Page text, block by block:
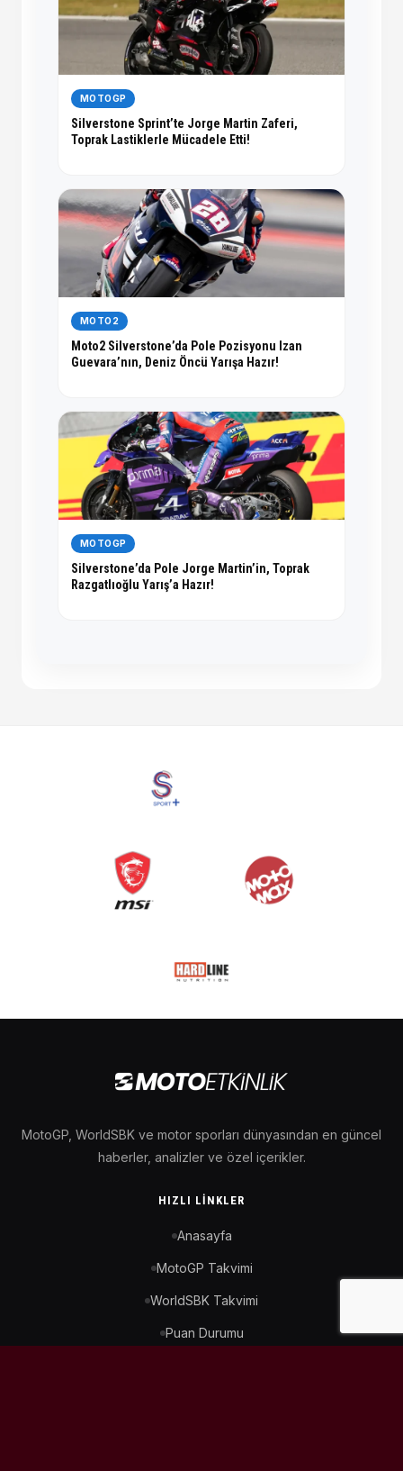
MOTOGP
Silverstone Sprint’te Jorge Martin Zaferi,
Toprak Lastiklerle Mücadele Etti!
MOTO2
Moto2 Silverstone’da Pole Pozisyonu Izan
Guevara’nın, Deniz Öncü Yarışa Hazır!
MOTOGP
Silverstone’da Pole Jorge Martin’in, Toprak
Razgatlıoğlu Yarış’a Hazır!
MotoGP, WorldSBK ve motor sporları dünyasından en güncel
haberler, analizler ve özel içerikler.
HIZLI LINKLER
Anasayfa
MotoGP Takvimi
WorldSBK Takvimi
Puan Durumu